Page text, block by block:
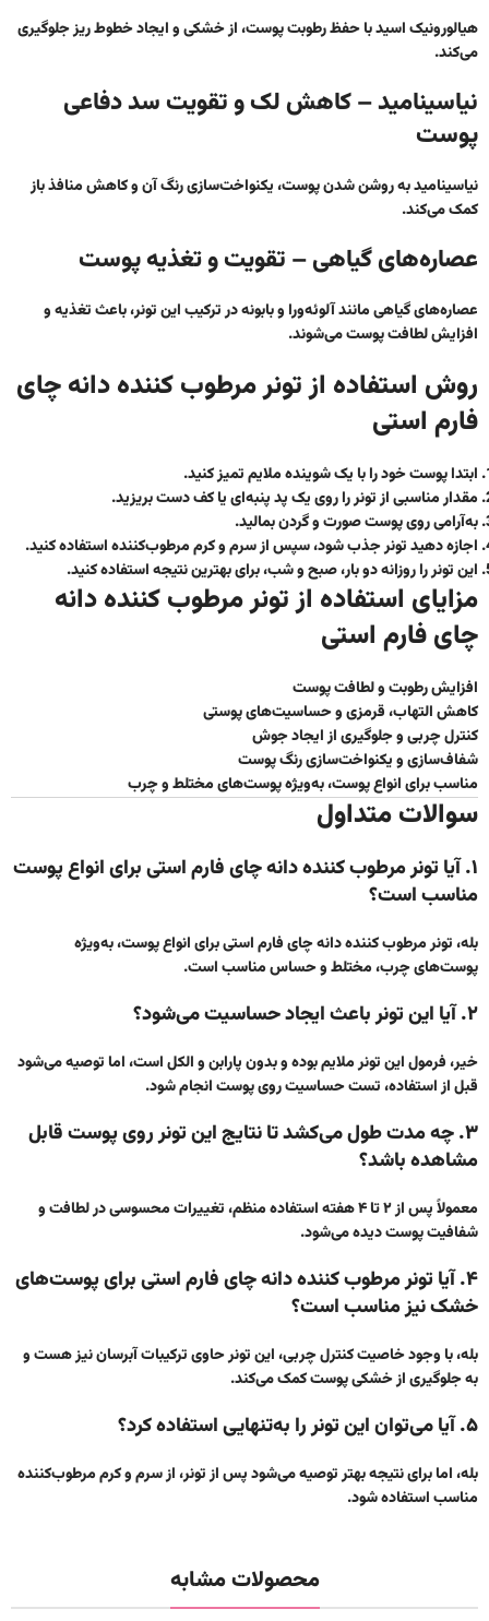
هیالورونیک اسید با حفظ رطوبت پوست، از خشکی و ایجاد خطوط ریز جلوگیری
می‌کند.
نیاسینامید – کاهش لک و تقویت سد دفاعی
پوست
نیاسینامید به روشن شدن پوست، یکنواخت‌سازی رنگ آن و کاهش منافذ باز
کمک می‌کند.
عصاره‌های گیاهی – تقویت و تغذیه پوست
عصاره‌های گیاهی مانند آلوئه‌ورا و بابونه در ترکیب این تونر، باعث تغذیه و
افزایش لطافت پوست می‌شوند.
روش استفاده از تونر مرطوب کننده دانه چای
فارم استی
ابتدا پوست خود را با یک شوینده ملایم تمیز کنید.
مقدار مناسبی از تونر را روی یک پد پنبه‌ای یا کف دست بریزید.
به‌آرامی روی پوست صورت و گردن بمالید.
اجازه دهید تونر جذب شود، سپس از سرم و کرم مرطوب‌کننده استفاده کنید.
این تونر را روزانه دو بار، صبح و شب، برای بهترین نتیجه استفاده کنید.
مزایای استفاده از تونر مرطوب کننده دانه
چای فارم استی
افزایش رطوبت و لطافت پوست
کاهش التهاب، قرمزی و حساسیت‌های پوستی
کنترل چربی و جلوگیری از ایجاد جوش
شفاف‌سازی و یکنواخت‌سازی رنگ پوست
مناسب برای انواع پوست، به‌ویژه پوست‌های مختلط و چرب
سوالات متداول
۱. آیا تونر مرطوب کننده دانه چای فارم استی برای انواع پوست
مناسب است؟
بله، تونر مرطوب کننده دانه چای فارم استی برای انواع پوست، به‌ویژه
پوست‌های چرب، مختلط و حساس مناسب است.
۲. آیا این تونر باعث ایجاد حساسیت می‌شود؟
خیر، فرمول این تونر ملایم بوده و بدون پارابن و الکل است، اما توصیه می‌شود
قبل از استفاده، تست حساسیت روی پوست انجام شود.
۳. چه مدت طول می‌کشد تا نتایج این تونر روی پوست قابل
مشاهده باشد؟
معمولاً پس از ۲ تا ۴ هفته استفاده منظم، تغییرات محسوسی در لطافت و
شفافیت پوست دیده می‌شود.
۴. آیا تونر مرطوب کننده دانه چای فارم استی برای پوست‌های
خشک نیز مناسب است؟
بله، با وجود خاصیت کنترل چربی، این تونر حاوی ترکیبات آبرسان نیز هست و
به جلوگیری از خشکی پوست کمک می‌کند.
۵. آیا می‌توان این تونر را به‌تنهایی استفاده کرد؟
بله، اما برای نتیجه بهتر توصیه می‌شود پس از تونر، از سرم و کرم مرطوب‌کننده
مناسب استفاده شود.
محصولات مشابه